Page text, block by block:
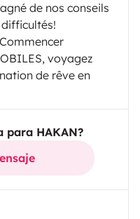
de nos conseils
voyagez
de rêve en
para HAKAN?